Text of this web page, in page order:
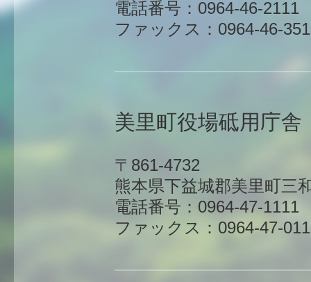
電話番号：0964-46-2111
ファックス：0964-46-
美里町役場砥用庁舎
〒861-4732
熊本県下益城郡美里町三
電話番号：0964-47-1111
ファックス：0964-47-